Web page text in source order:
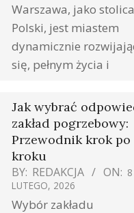
Warszawa, jako stolica
Polski, jest miastem
dynamicznie
się, pełnym życia i
Jak wybrać
zakład pogrzebowy:
Przewodnik krok po
kroku
BY: REDAKCJA ON: 8
LUTEGO, 2026
Wybór zakładu